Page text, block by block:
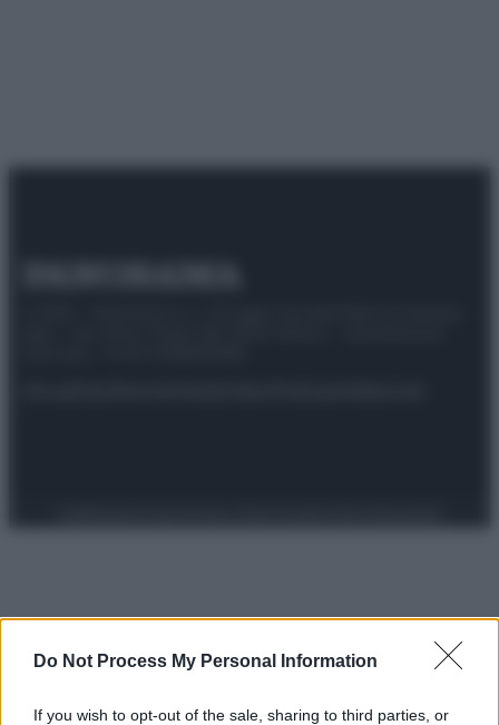
Do Not Process My Personal Information
If you wish to opt-out of the sale, sharing to third parties, or